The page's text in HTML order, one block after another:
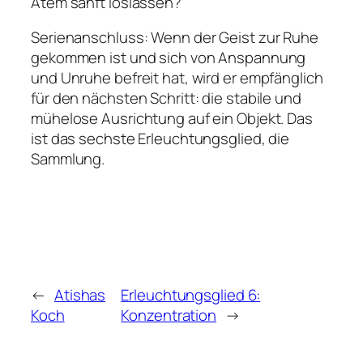
Serienanschluss: Wenn der Geist zur Ruhe
gekommen ist und sich von Anspannung
und Unruhe befreit hat, wird er empfänglich
für den nächsten Schritt: die stabile und
mühelose Ausrichtung auf ein Objekt. Das
ist das sechste Erleuchtungsglied, die
Sammlung.
← Atishas
Koch
Erleuchtungsglied 6:
Konzentration →